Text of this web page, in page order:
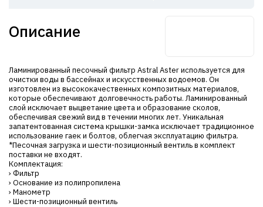
Описание
Ламинированный песочный фильтр Astral Aster используется для
очистки воды в бассейнах и искусственных водоемов. Он
изготовлен из высококачественных композитных материалов,
которые обеспечивают долговечность работы. Ламинированный
слой исключает выцветание цвета и образование сколов,
обеспечивая свежий вид в течении многих лет. Уникальная
запатентованная система крышки-замка исключает традиционное
использование гаек и болтов, облегчая эксплуатацию фильтра.
*Песочная загрузка и шести-позиционный вентиль в комплект
поставки не входят.
Комплектация:
› Фильтр
› Основание из полипропилена
› Манометр
› Шести-позиционный вентиль